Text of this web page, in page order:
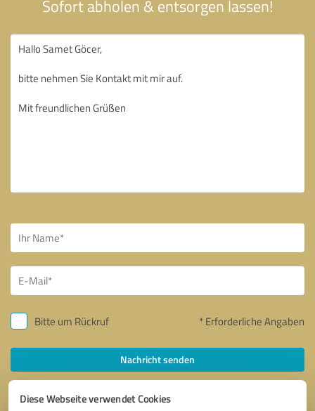
Diese Webseite verwendet Cookies
Sofort abholen & entsorgen lassen!
Bitte um Rückruf * Erforderliche Angaben
Nachricht senden
Ich stimme denDatenschutzbestimmungen